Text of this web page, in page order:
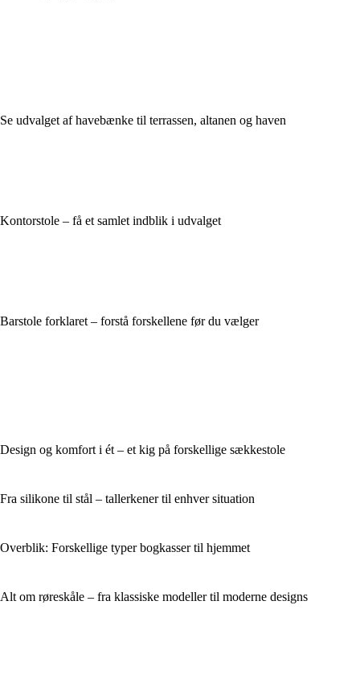
Se udvalget af havebænke til terrassen, altanen og haven
Kontorstole – få et samlet indblik i udvalget
Barstole forklaret – forstå forskellene før du vælger
Design og komfort i ét – et kig på forskellige sækkestole
Fra silikone til stål – tallerkener til enhver situation
Overblik: Forskellige typer bogkasser til hjemmet
Alt om røreskåle – fra klassiske modeller til moderne designs